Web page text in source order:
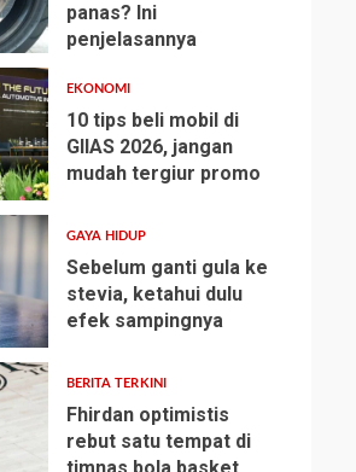
panas? Ini
penjelasannya
EKONOMI
10 tips beli mobil di
GIIAS 2026, jangan
mudah tergiur promo
GAYA HIDUP
Sebelum ganti gula ke
stevia, ketahui dulu
efek sampingnya
BERITA TERKINI
Fhirdan optimistis
rebut satu tempat di